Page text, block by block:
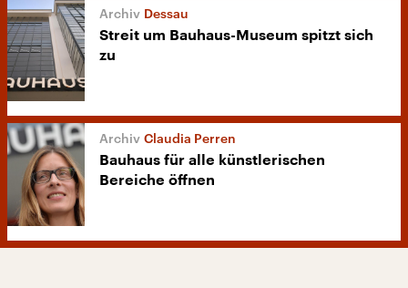
Dessau
Streit um Bauhaus-Museum spitzt sich
zu
Claudia Perren
Bauhaus für alle künstlerischen
Bereiche öffnen